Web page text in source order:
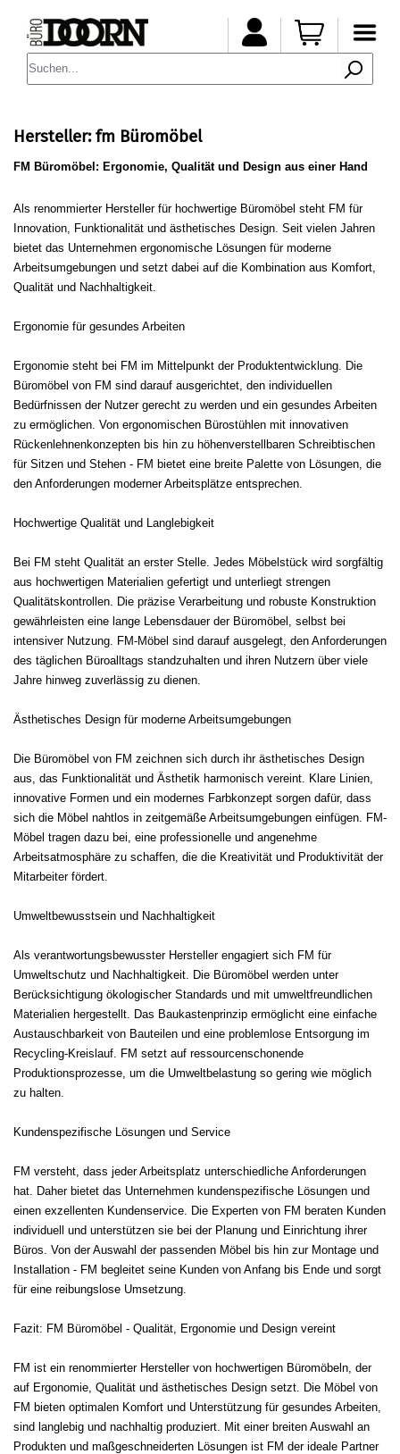
Hersteller: fm Büromöbel
FM Büromöbel: Ergonomie, Qualität und Design aus einer Hand
Als renommierter Hersteller für hochwertige Büromöbel steht FM für
Innovation, Funktionalität und ästhetisches Design. Seit vielen Jahren
bietet das Unternehmen ergonomische Lösungen für moderne
Arbeitsumgebungen und setzt dabei auf die Kombination aus Komfort,
Qualität und Nachhaltigkeit.
Ergonomie für gesundes Arbeiten
Ergonomie steht bei FM im Mittelpunkt der Produktentwicklung. Die
Büromöbel von FM sind darauf ausgerichtet, den individuellen
Bedürfnissen der Nutzer gerecht zu werden und ein gesundes Arbeiten
zu ermöglichen. Von ergonomischen Bürostühlen mit innovativen
Rückenlehnenkonzepten bis hin zu höhenverstellbaren Schreibtischen
für Sitzen und Stehen - FM bietet eine breite Palette von Lösungen, die
den Anforderungen moderner Arbeitsplätze entsprechen.
Hochwertige Qualität und Langlebigkeit
Bei FM steht Qualität an erster Stelle. Jedes Möbelstück wird sorgfältig
aus hochwertigen Materialien gefertigt und unterliegt strengen
Qualitätskontrollen. Die präzise Verarbeitung und robuste Konstruktion
gewährleisten eine lange Lebensdauer der Büromöbel, selbst bei
intensiver Nutzung. FM-Möbel sind darauf ausgelegt, den Anforderungen
des täglichen Büroalltags standzuhalten und ihren Nutzern über viele
Jahre hinweg zuverlässig zu dienen.
Ästhetisches Design für moderne Arbeitsumgebungen
Die Büromöbel von FM zeichnen sich durch ihr ästhetisches Design
aus, das Funktionalität und Ästhetik harmonisch vereint. Klare Linien,
innovative Formen und ein modernes Farbkonzept sorgen dafür, dass
sich die Möbel nahtlos in zeitgemäße Arbeitsumgebungen einfügen. FM-
Möbel tragen dazu bei, eine professionelle und angenehme
Arbeitsatmosphäre zu schaffen, die die Kreativität und Produktivität der
Mitarbeiter fördert.
Umweltbewusstsein und Nachhaltigkeit
Als verantwortungsbewusster Hersteller engagiert sich FM für
Umweltschutz und Nachhaltigkeit. Die Büromöbel werden unter
Berücksichtigung ökologischer Standards und mit umweltfreundlichen
Materialien hergestellt. Das Baukastenprinzip ermöglicht eine einfache
Austauschbarkeit von Bauteilen und eine problemlose Entsorgung im
Recycling-Kreislauf. FM setzt auf ressourcenschonende
Produktionsprozesse, um die Umweltbelastung so gering wie möglich
zu halten.
Kundenspezifische Lösungen und Service
FM versteht, dass jeder Arbeitsplatz unterschiedliche Anforderungen
hat. Daher bietet das Unternehmen kundenspezifische Lösungen und
einen exzellenten Kundenservice. Die Experten von FM beraten Kunden
individuell und unterstützen sie bei der Planung und Einrichtung ihrer
Büros. Von der Auswahl der passenden Möbel bis hin zur Montage und
Installation - FM begleitet seine Kunden von Anfang bis Ende und sorgt
für eine reibungslose Umsetzung.
Fazit: FM Büromöbel - Qualität, Ergonomie und Design vereint
FM ist ein renommierter Hersteller von hochwertigen Büromöbeln, der
auf Ergonomie, Qualität und ästhetisches Design setzt. Die Möbel von
FM bieten optimalen Komfort und Unterstützung für gesundes Arbeiten,
sind langlebig und nachhaltig produziert. Mit einer breiten Auswahl an
Produkten und maßgeschneiderten Lösungen ist FM der ideale Partner